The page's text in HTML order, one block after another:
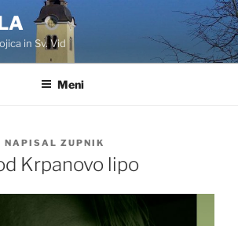
in Sv. Vid
Meni
NAPISAL ZUPNIK
Krpanovo lipo